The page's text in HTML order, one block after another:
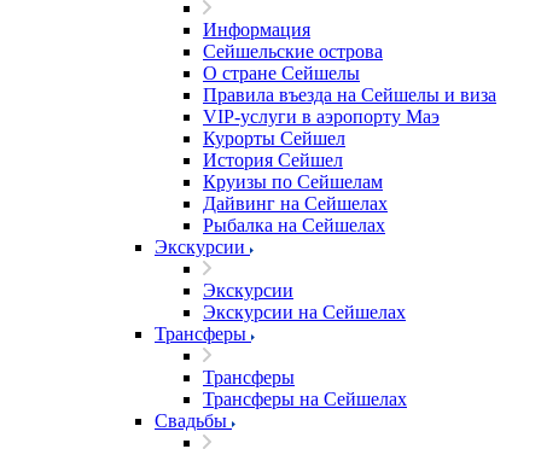
Информация
Сейшельские острова
О стране Сейшелы
Правила въезда на Сейшелы и виза
VIP-услуги в аэропорту Маэ
Курорты Сейшел
История Сейшел
Круизы по Сейшелам
Дайвинг на Сейшелах
Рыбалка на Сейшелах
Экскурсии
Экскурсии
Экскурсии на Сейшелах
Трансферы
Трансферы
Трансферы на Сейшелах
Свадьбы